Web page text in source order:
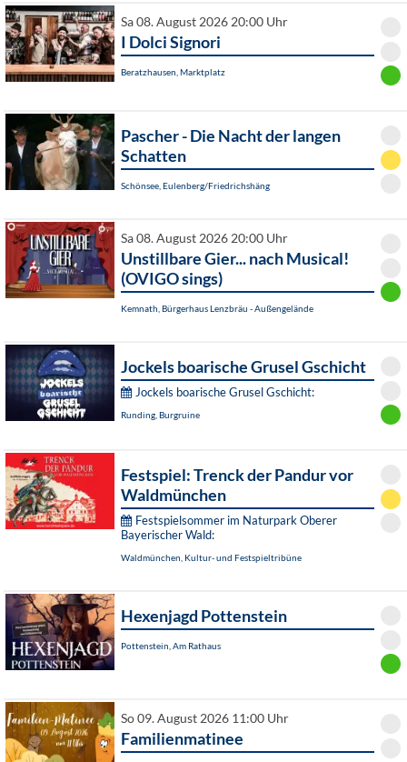
Sa 08. August 2026 20:00 Uhr
I Dolci Signori
Beratzhausen, Marktplatz
Pascher - Die Nacht der langen
Schatten
Schönsee, Eulenberg/Friedrichshäng
Sa 08. August 2026 20:00 Uhr
Unstillbare Gier... nach Musical!
(OVIGO sings)
Kemnath, Bürgerhaus Lenzbräu - Außengelände
Jockels boarische Grusel Gschicht
Jockels boarische Grusel Gschicht:
Runding, Burgruine
Festspiel: Trenck der Pandur vor
Waldmünchen
Festspielsommer im Naturpark Oberer
Bayerischer Wald:
Waldmünchen, Kultur- und Festspieltribüne
Hexenjagd Pottenstein
Pottenstein, Am Rathaus
So 09. August 2026 11:00 Uhr
Familienmatinee